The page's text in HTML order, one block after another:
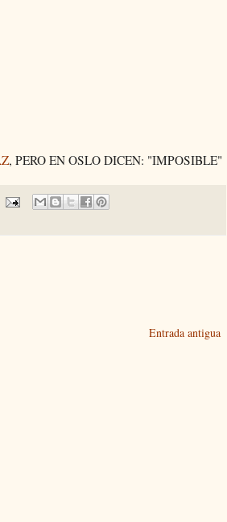
, PERO EN OSLO DICEN: "IMPOSIBLE"
Entrada antigua